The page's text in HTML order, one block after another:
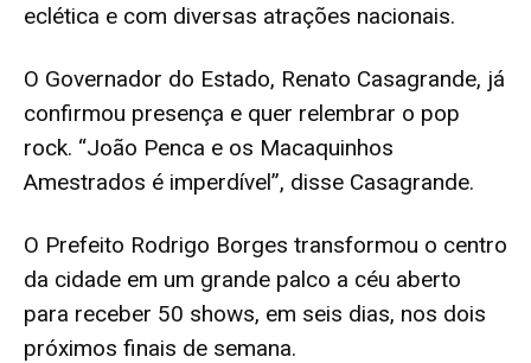
eclética e com diversas atrações nacionais.
O Governador do Estado, Renato Casagrande, já
confirmou presença e quer relembrar o pop
rock. “João Penca e os Macaquinhos
Amestrados é imperdível”, disse Casagrande.
O Prefeito Rodrigo Borges transformou o centro
da cidade em um grande palco a céu aberto
para receber 50 shows, em seis dias, nos dois
próximos finais de semana.